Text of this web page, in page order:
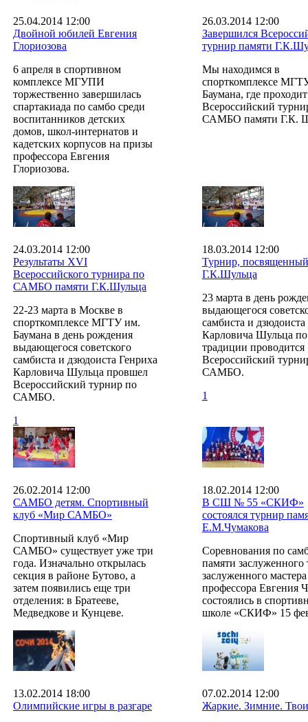
25.04.2014 12:00
Двойной юбилей Евгения
Глориозова
6 апреля в спортивном
комплексе МГУПИ
торжественно завершилась
спартакиада по самбо среди
воспитанников детских
домов, школ-интернатов и
кадетских корпусов на призы
профессора Евгения
Глориозова.
26.03.2014 12:00
Завершился
турнир памяти
Мы находимся в
спорткомплексе
Баумана, где
Всероссийский
САМБО памяти Г.К.
24.03.2014 12:00
Результаты ХVI
Всероссийского турнира по
САМБО памяти Г.К.Шульца
22-23 марта в Москве в
спорткомплексе МГТУ им.
Баумана в день рождения
выдающегося советского
самбиста и дзюдоиста Генриха
Карловича Шульца провшел
Всероссийский турнир по
САМБО.
1
18.03.2014 12:00
Турнир,
Г.К.Шульца
23 марта в день
выдающегося
самбиста и
Карловича Шульца по
традиции проводится
Всероссийский
САМБО.
1
26.02.2014 12:00
САМБО детям. Спортивный
клуб «Мир САМБО»
Спортивный клуб «Мир
САМБО» существует уже три
года. Изначально открылась
секция в районе Бутово, а
затем появились еще три
отделения: в Братееве,
Медведкове и Кунцеве.
18.02.2014 12:00
В СШ № 55 «СКИФ»
состоялся турнир
Е.М.Чумакова
Соревнования по
памяти заслуженного
заслуженного
профессора Евгения
состоялись в
школе «СКИФ» 15
13.02.2014 18:00
Олимпийские игры в разгаре
07.02.2014 12:00
Жаркие. Зимние.